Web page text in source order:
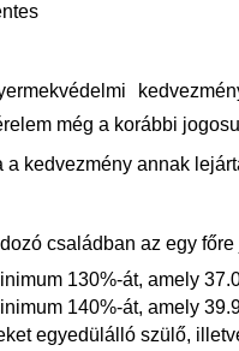
még a korábbi
a kedvezmény annak
családban az egy
130%-át, amely
140%-át, amely
egyedülálló szülő,